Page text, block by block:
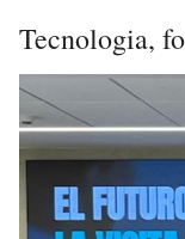
Tecnologia,